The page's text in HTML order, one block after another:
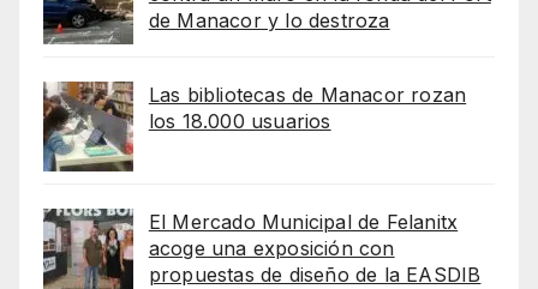
de Manacor y lo destroza
Las bibliotecas de Manacor rozan
los 18.000 usuarios
El Mercado Municipal de Felanitx
acoge una exposición con
propuestas de diseño de la EASDIB